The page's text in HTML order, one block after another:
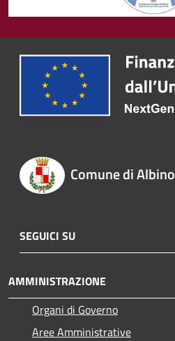
Comune di Albino
SEGUICI SU
AMMINISTRAZIONE
Organi di Governo
Aree Amministrative